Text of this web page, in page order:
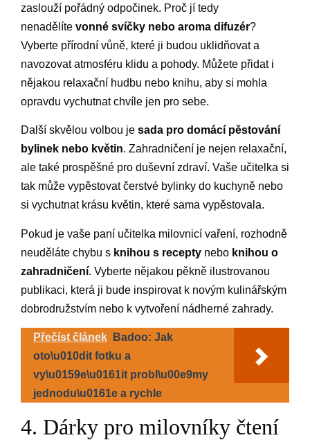
zaslouží pořádný odpočinek. Proč jí tedy
nenadělíte vonné svíčky nebo aroma difuzér?
Vyberte přírodní vůně, které ji budou uklidňovat a
navozovat atmosféru klidu a pohody. Můžete přidat i
nějakou relaxační hudbu nebo knihu, aby si mohla
opravdu vychutnat chvíle jen pro sebe.
Další skvělou volbou je sada pro domácí pěstování
bylinek nebo květin. Zahradničení je nejen relaxační,
ale také prospěšné pro duševní zdraví. Vaše učitelka si
tak může vypěstovat čerstvé bylinky do kuchyně nebo
si vychutnat krásu květin, které sama vypěstovala.
Pokud je vaše paní učitelka milovnicí vaření, rozhodně
neuděláte chybu s knihou s recepty nebo knihou o
zahradničení. Vyberte nějakou pěkně ilustrovanou
publikaci, která ji bude inspirovat k novým kulinářským
dobrodružstvím nebo k vytvoření nádherné zahrady.
Přečíst článek
Badoo: Jak
oto\u010dit fotku a
vy\u0159e\u0161it probl\u00e9my
jednodu\u0161e a rychle
4. Dárky pro milovníky čtení